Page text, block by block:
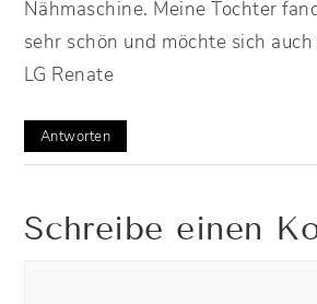
Nähmaschine. Meine Tochter
sehr schön und möchte sich
LG Renate
Antworten
Schreibe einen